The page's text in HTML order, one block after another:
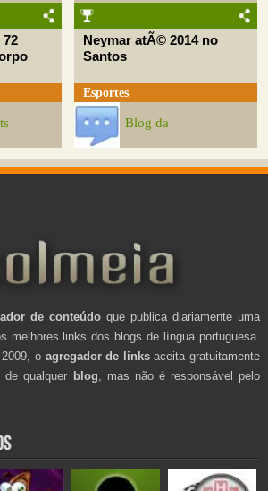
Neymar atÃ© 2014 no
Santos
Esportes
Blog da
de conteúdo que publica diariamente uma
melhores links dos blogs de língua portuguesa.
o agregador de linksaceita gratuitamente
de qualquer blog , mas não é responsável pelo